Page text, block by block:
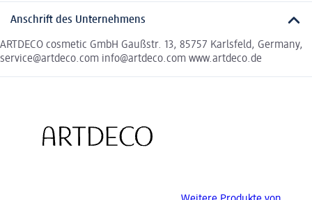
Anschrift des Unternehmens
ARTDECO cosmetic GmbH Gaußstr. 13, 85757 Karlsfeld, Germany,
service@artdeco.com info@artdeco.com www.artdeco.de